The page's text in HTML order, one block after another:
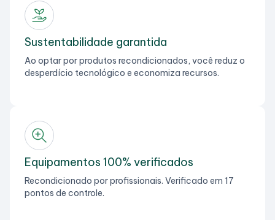
Sustentabilidade garantida
Ao optar por produtos recondicionados, você reduz o
desperdício tecnológico e economiza recursos.
Equipamentos 100% verificados
Recondicionado por profissionais. Verificado em 17
pontos de controle.